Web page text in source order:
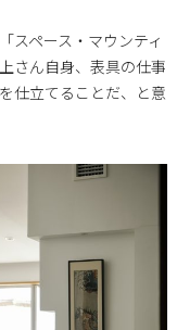
スペース・マウンティ
さん自身、表具の仕事
仕立てることだ、と意